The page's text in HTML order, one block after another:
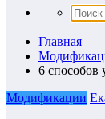
Главная
6 способов
Модификации